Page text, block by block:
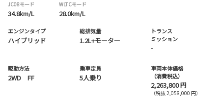
JC08モード
34.8km/L
WLTCモード
28.0km/L
エンジンタイプ
ハイブリッド
総排気量
1.2L+モーター
トランス
ミッション
-
駆動方法
2WD FF
乗車定員
5人乗り
車両本体価格
（消費税込）
2,263,800 円
（税抜 2,058,000 円）